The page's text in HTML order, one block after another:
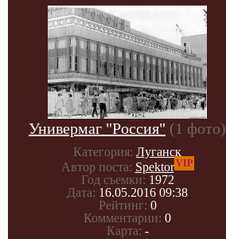
Универмаг "Россия" (1 фото)
Категория: Луганск
Автор поста: SpektorVIP
Год съемки: 1972
Дата: 16.05.2016 09:38
Рейтинг: 0
Комментарии: 0
Карта: -